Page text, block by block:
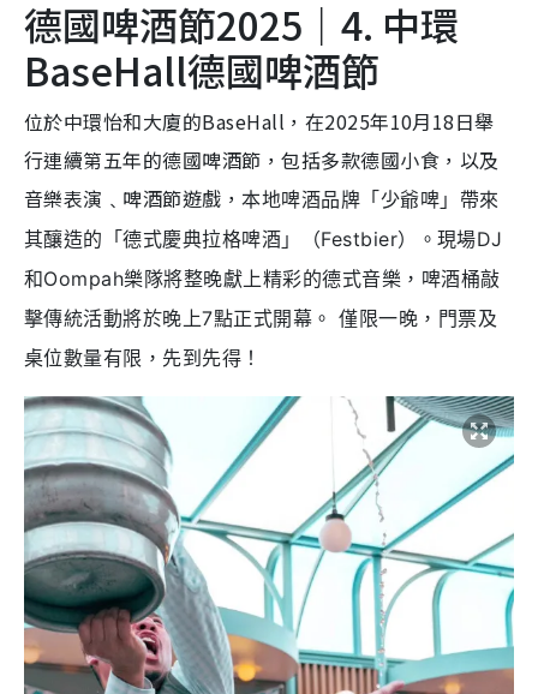
德國啤酒節2025｜4. 中環
BaseHall德國啤酒節
位於中環怡和大廈的BaseHall，在2025年10月18日舉
行連續第五年的德國啤酒節，包括多款德國小食，以及
音樂表演﹑啤酒節遊戲，本地啤酒品牌「少爺啤」帶來
其釀造的「德式慶典拉格啤酒」（Festbier）。現場DJ
和Oompah樂隊將整晚獻上精彩的德式音樂，啤酒桶敲
擊傳統活動將於晚上7點正式開幕。 僅限一晚，門票及
桌位數量有限，先到先得！